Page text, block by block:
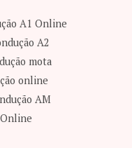
A1​ Online
A2
mota
online
AM